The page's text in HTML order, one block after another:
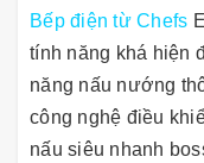
Bếp điện từ Chefs
tính năng khá hiện
năng nấu nướng
công nghệ điều
nấu siêu nhanh